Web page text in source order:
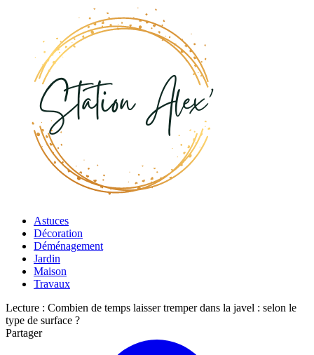
Astuces
Décoration
Déménagement
Jardin
Maison
Travaux
Lecture : Combien de temps laisser tremper dans la javel : selon le
type de surface ?
Partager